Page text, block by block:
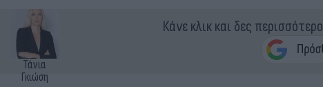
Τάνια
Γκιώση
Κάνε κλικ και δες περισσότερο